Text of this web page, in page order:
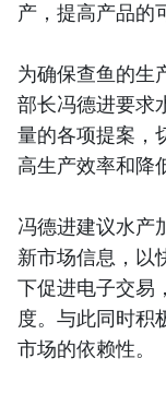
产，提高产品的
为确保查鱼的生
部长冯德进要求
量的各项提案，
高生产效率和降
冯德进建议水产
新市场信息，以
下促进电子交易
度。与此同时积
市场的依赖性。